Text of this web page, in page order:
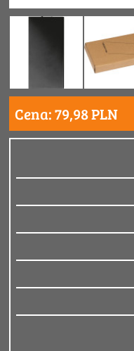
Cena: 79,98 PLN